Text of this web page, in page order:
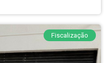
Fiscalização